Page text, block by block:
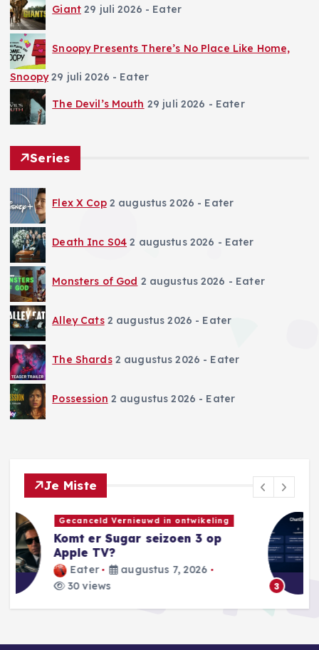
Giant 29 juli 2026 - Eater
Snoopy Presents There’s No Place Like Home,
Snoopy 29 juli 2026 - Eater
The Devil’s Mouth 29 juli 2026 - Eater
Series
Flex X Cop 2 augustus 2026 - Eater
Death Inc S04 2 augustus 2026 - Eater
Monsters of God 2 augustus 2026 - Eater
Alley Cats 2 augustus 2026 - Eater
The Shards 2 augustus 2026 - Eater
Possession 2 augustus 2026 - Eater
Je Miste
3
AI Nieuws
OpenAI heft limieten voor
ChatGPT-berichten op
Eater
augustus 6, 2026
40 views